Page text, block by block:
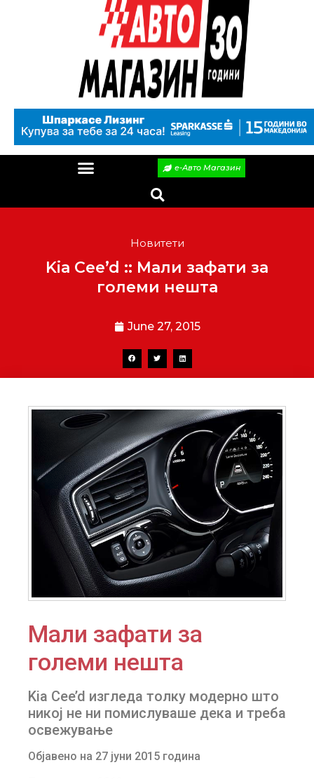
е-Авто Магазин
Новитети
Kia Cee’d :: Мали зафати за
големи нешта
June 27, 2015
Мали зафати за
големи нешта
Kia Cee’d изгледа толку модерно што
никој не ни помислуваше дека и треба
освежување
Објавено на 27 јуни 2015 година